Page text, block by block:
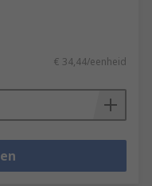
€ 34,44/eenheid